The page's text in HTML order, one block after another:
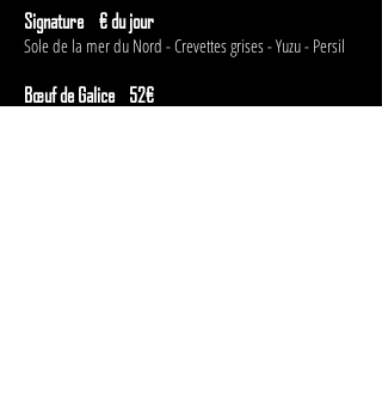
Signature € du jour
Sole de la mer du Nord - Crevettes grises - Yuzu - Persil
Bœuf de Galice 52€